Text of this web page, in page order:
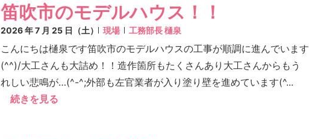
笛吹市のモデルハウス！！
2026 年 7 月 25 日（土） 現場 工務部長 樋泉
こんにちは樋泉です笛吹市のモデルハウスの工事が順調に進んでいます
(^^)/大工さんも大詰め！！造作箇所もたくさんあり大工さんからもう
れしい悲鳴が…(^-^;外部も左官業者が入り塗り壁を進めています(^...
続きを見る